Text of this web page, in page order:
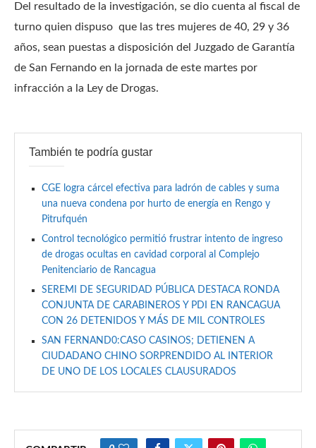
Del resultado de la investigación, se dio cuenta al fiscal de
turno quien dispuso que las tres mujeres de 40, 29 y 36
años, sean puestas a disposición del Juzgado de Garantía
de San Fernando en la jornada de este martes por
infracción a la Ley de Drogas.
También te podría gustar
CGE logra cárcel efectiva para ladrón de cables y suma
una nueva condena por hurto de energía en Rengo y
Pitrufquén
Control tecnológico permitió frustrar intento de ingreso
de drogas ocultas en cavidad corporal al Complejo
Penitenciario de Rancagua
SEREMI DE SEGURIDAD PÚBLICA DESTACA RONDA
CONJUNTA DE CARABINEROS Y PDI EN RANCAGUA
CON 26 DETENIDOS Y MÁS DE MIL CONTROLES
SAN FERNAND0:CASO CASINOS; DETIENEN A
CIUDADANO CHINO SORPRENDIDO AL INTERIOR
DE UNO DE LOS LOCALES CLAUSURADOS